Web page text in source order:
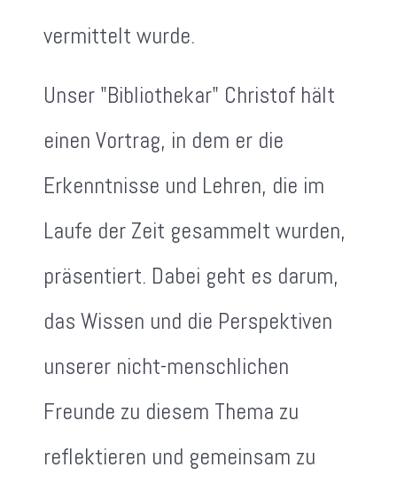
vermittelt wurde.
Unser "Bibliothekar" Christof hält
einen Vortrag, in dem er die
Erkenntnisse und Lehren, die im
Laufe der Zeit gesammelt wurden,
präsentiert. Dabei geht es darum,
das Wissen und die Perspektiven
unserer nicht-menschlichen
Freunde zu diesem Thema zu
reflektieren und gemeinsam zu